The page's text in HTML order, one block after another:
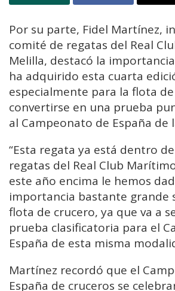
Por su parte, Fidel Martínez,
comité de regatas del Real
Melilla, destacó la
ha adquirido esta cuarta
especialmente para la flota
convertirse en una prueba
al Campeonato de España de
“Esta regata ya está dentro
regatas del Real Club
este año encima le hemos
importancia bastante grande
flota de crucero, ya que va a
prueba clasificatoria para el
España de esta misma
Martínez recordó que el
España de cruceros se